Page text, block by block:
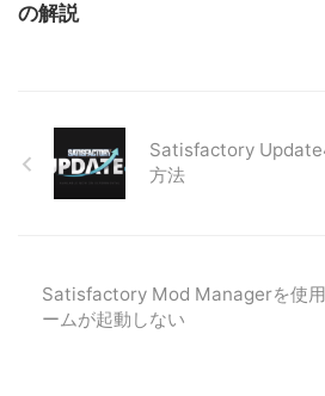
の解説
Satisfactory
方法
Satisfactory Mod Managerを使
ームが起動しない